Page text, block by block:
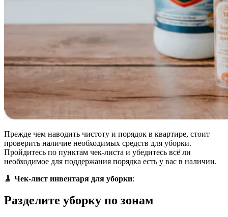
Прежде чем наводить чистоту и порядок в квартире, стоит
проверить наличие необходимых средств для уборки.
Пройдитесь по пунктам чек-листа и убедитесь всё ли
необходимое для поддержания порядка есть у вас в наличии.
🧹 Чек-лист инвентаря для уборки:
Разделите уборку по зонам